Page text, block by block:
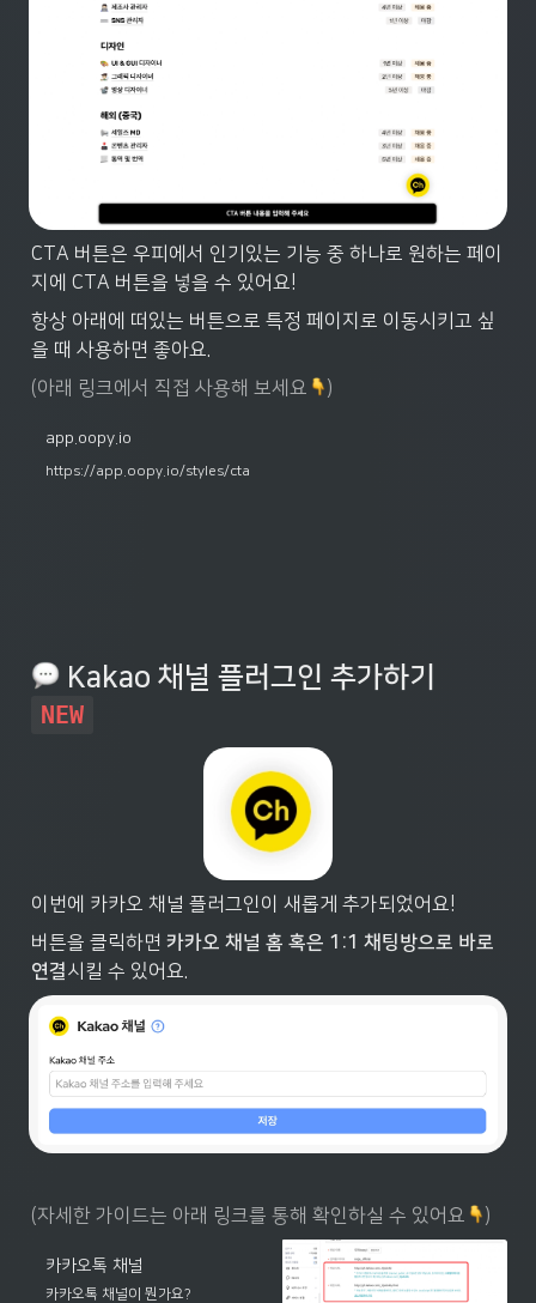
CTA 버튼은 우피에서 인기있는 기능 중 하나로 원하는 페이
지에 CTA 버튼을 넣을 수 있어요!
항상 아래에 떠있는 버튼으로 특정 페이지로 이동시키고 싶
을 때 사용하면 좋아요.
(아래 링크에서 직접 사용해 보세요
)
app.oopy.io
https://app.oopy.io/styles/cta
NEW
이번에 카카오 채널 플러그인이 새롭게 추가되었어요!
버튼을 클릭하면 카카오 채널 홈 혹은 1:1 채팅방으로 바로
연결시킬 수 있어요.
(자세한 가이드는 아래 링크를 통해 확인하실 수 있어요 )
카카오톡 채널
카카오톡 채널이 뭔가요?